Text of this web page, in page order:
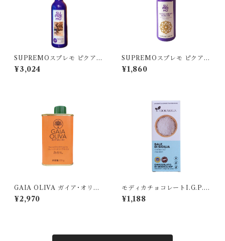
SUPREMOスプレモ ピクアル
250ml
¥3,024
SUPREMOスプレモ ピクアル
100ml
¥1,860
GAIA OLIVA ガイア･オリー
ヴァ/ みかん フレーバーオリ
ーブオイル 175ml
¥2,970
モディカチョコレートI.G.P.
シチリア塩の花 フィオール・
ディ・サーレ
¥1,188